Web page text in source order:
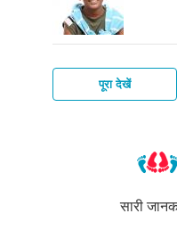
पूरा देखें
सारी